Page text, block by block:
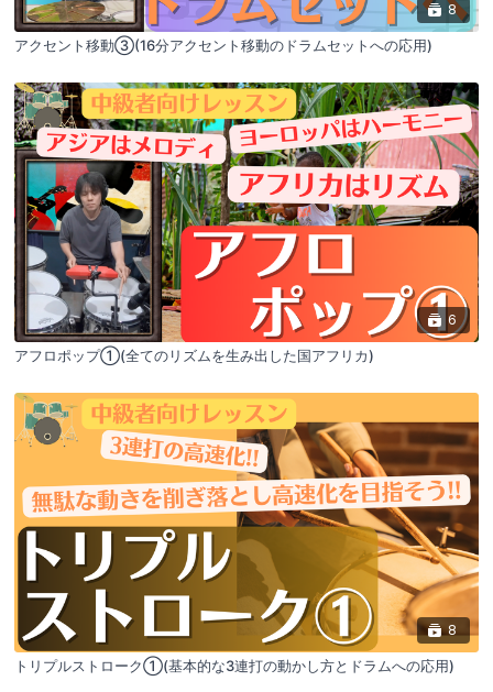
8
アクセント移動③(16分アクセント移動のドラムセットへの応用)
6
アフロポップ①(全てのリズムを生み出した国アフリカ)
8
トリプルストローク①(基本的な3連打の動かし方とドラムへの応用)